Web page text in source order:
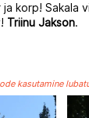
ja korp! Sakala
Triinu Jakson.
kasutamine